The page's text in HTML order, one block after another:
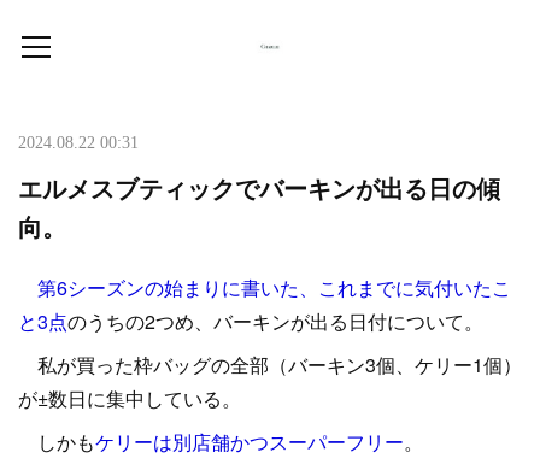
2024.08.22 00:31
エルメスブティックでバーキンが出る日の傾
向。
第6シーズンの始まりに書いた、これまでに気付いたこ
と3点のうちの2つめ、バーキンが出る日付について。
私が買った枠バッグの全部（バーキン3個、ケリー1個）
が±数日に集中している。
しかもケリーは別店舗かつスーパーフリー。